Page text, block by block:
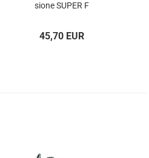
sio­ne SUPER F
45,70 EUR